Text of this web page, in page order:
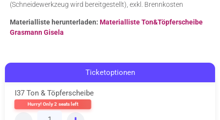
(Schneidewerkzeug wird bereitgestellt), exkl. Brennkosten
Materialliste herunterladen: Materialliste Ton&Töpferscheibe
Grasmann Gisela
Ticketoptionen
I37 Ton & Töpferscheibe
Hurry! Only 2 seats left